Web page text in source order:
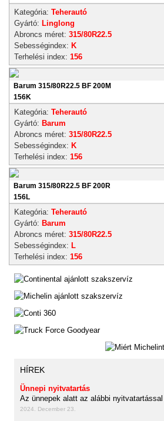
Kategória: Teherautó
Gyártó: Linglong
Abroncs méret: 315/80R22.5
Sebességindex: K
Terhelési index: 156
Barum 315/80R22.5 BF 200M
156K
Kategória: Teherautó
Gyártó: Barum
Abroncs méret: 315/80R22.5
Sebességindex: K
Terhelési index: 156
Barum 315/80R22.5 BF 200R
156L
Kategória: Teherautó
Gyártó: Barum
Abroncs méret: 315/80R22.5
Sebességindex: L
Terhelési index: 156
HÍREK
Ünnepi nyitvatartás
Az ünnepek alatt az alábbi
2024. December 23.